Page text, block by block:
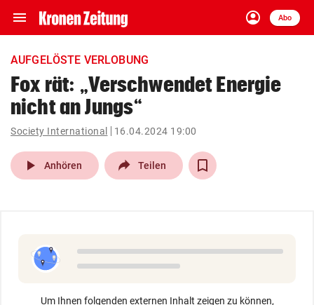
menu Navigation
ein-/ausklappen
account_circle
Anmelden
Abo
close Schließen
account_circle Anmelden
pin_drop
Wien arrow_right
search
eingeben
AUFGELÖSTE VERLOBUNG
Fox rät: „Verschwendet Energie
nicht an Jungs“
Society International 16.04.2024 19:00
play_arrow Anhören Teilen
Um Ihnen folgenden externen Inhalt zeigen zu können,